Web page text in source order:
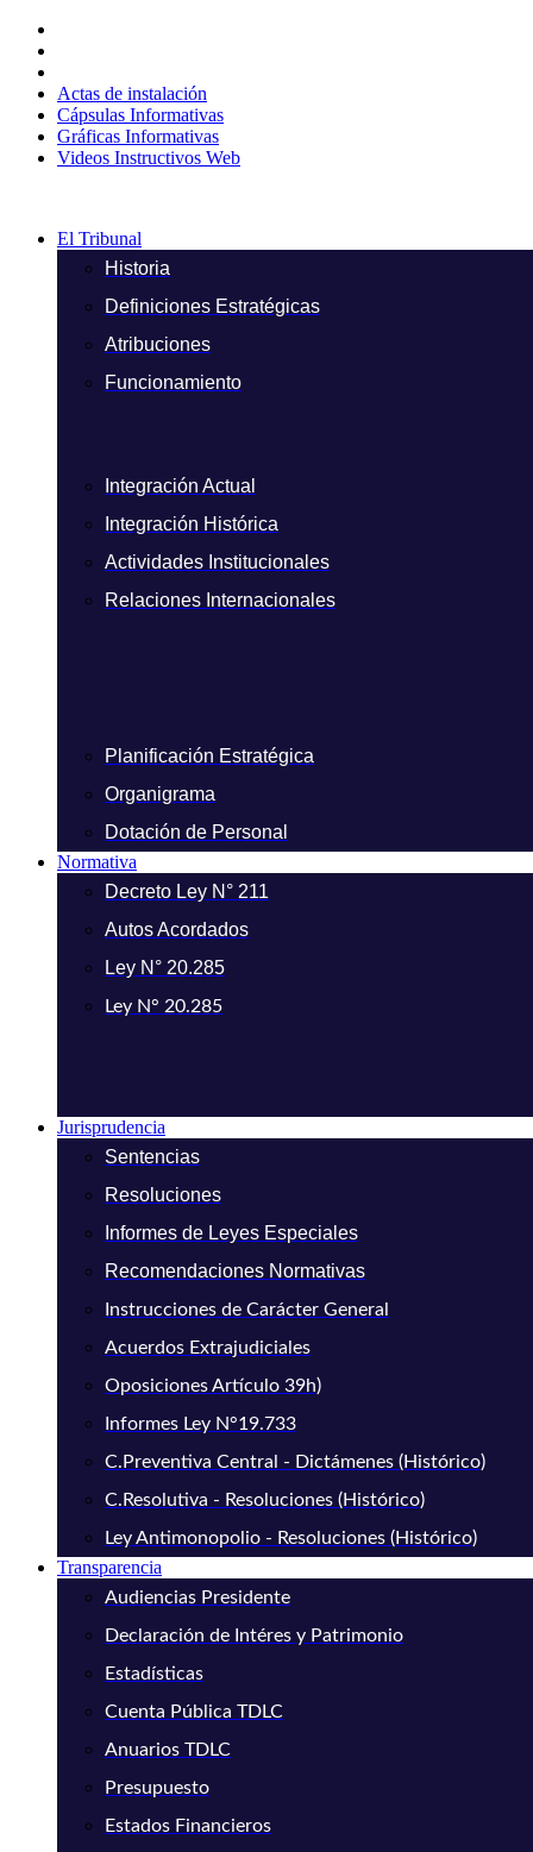
contenido
Actas de instalación
Cápsulas Informativas
Gráficas Informativas
Videos Instructivos Web
El Tribunal
Historia
Definiciones Estratégicas
Atribuciones
Funcionamiento
Integración Actual
Integración Histórica
Actividades Institucionales
Relaciones Internacionales
Planificación Estratégica
Organigrama
Dotación de Personal
Normativa
Decreto Ley N° 211
Autos Acordados
Ley N° 20.285
Ley N° 20.285
Jurisprudencia
Sentencias
Resoluciones
Informes de Leyes Especiales
Recomendaciones Normativas
Instrucciones de Carácter General
Acuerdos Extrajudiciales
Oposiciones Artículo 39h)
Informes Ley N°19.733
C.Preventiva Central - Dictámenes (Histórico)
C.Resolutiva - Resoluciones (Histórico)
Ley Antimonopolio - Resoluciones (Histórico)
Transparencia
Audiencias Presidente
Declaración de Intéres y Patrimonio
Estadísticas
Cuenta Pública TDLC
Anuarios TDLC
Presupuesto
Estados Financieros